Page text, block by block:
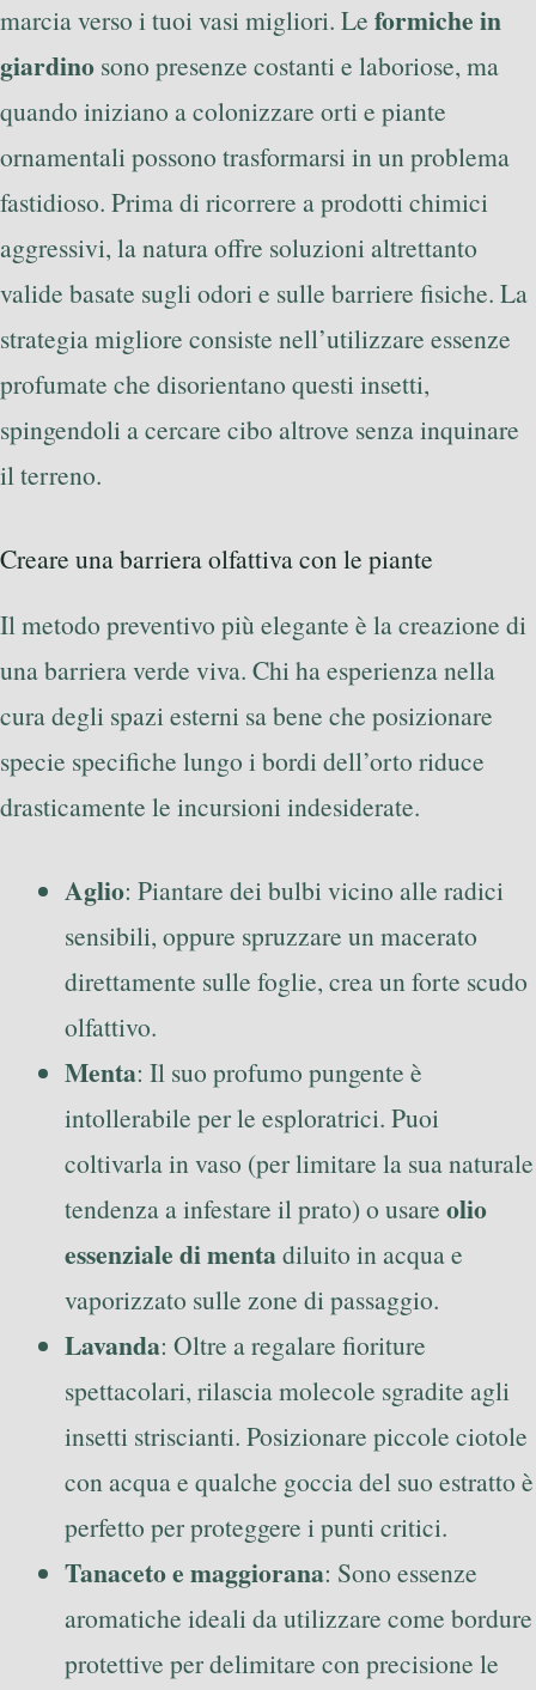
marcia verso i tuoi vasi migliori. Le formiche in
giardino sono presenze costanti e laboriose, ma
quando iniziano a colonizzare orti e piante
ornamentali possono trasformarsi in un problema
fastidioso. Prima di ricorrere a prodotti chimici
aggressivi, la natura offre soluzioni altrettanto
valide basate sugli odori e sulle barriere fisiche. La
strategia migliore consiste nell’utilizzare essenze
profumate che disorientano questi insetti,
spingendoli a cercare cibo altrove senza inquinare
il terreno.
Creare una barriera olfattiva con le piante
Il metodo preventivo più elegante è la creazione di
una barriera verde viva. Chi ha esperienza nella
cura degli spazi esterni sa bene che posizionare
specie specifiche lungo i bordi dell’orto riduce
drasticamente le incursioni indesiderate.
Aglio: Piantare dei bulbi vicino alle radici
sensibili, oppure spruzzare un macerato
direttamente sulle foglie, crea un forte scudo
olfattivo.
Menta: Il suo profumo pungente è
intollerabile per le esploratrici. Puoi
coltivarla in vaso (per limitare la sua naturale
tendenza a infestare il prato) o usare olio
essenziale di mentadiluito in acqua e
vaporizzato sulle zone di passaggio.
Lavanda: Oltre a regalare fioriture
spettacolari, rilascia molecole sgradite agli
insetti striscianti. Posizionare piccole ciotole
con acqua e qualche goccia del suo estratto è
perfetto per proteggere i punti critici.
Tanaceto e maggiorana: Sono essenze
aromatiche ideali da utilizzare come bordure
protettive per delimitare con precisione le